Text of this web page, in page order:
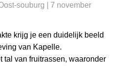
souburg | 7 november
krijg je een duidelijk beeld
van Kapelle.
tal van fruitrassen, waaronder